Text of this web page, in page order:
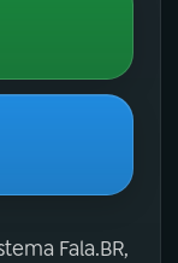
Fala.BR,